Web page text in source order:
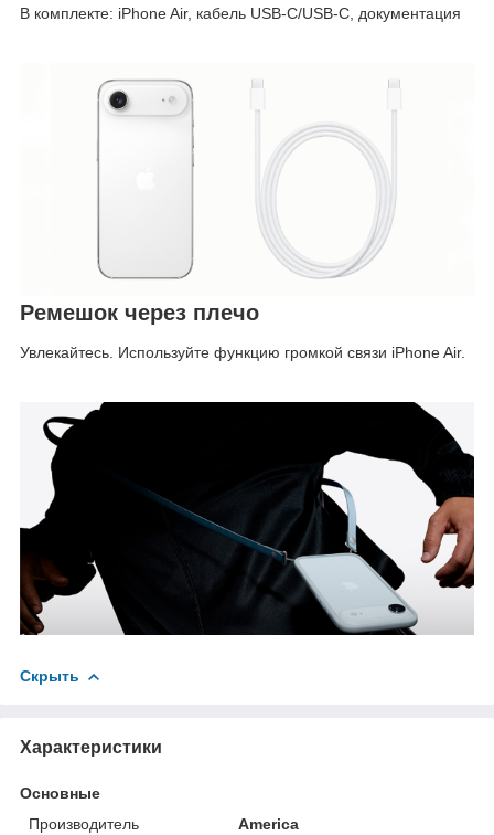
В комплекте: iPhone Air, кабель USB-C/USB-C, документация
Ремешок через плечо
Увлекайтесь. Используйте функцию громкой связи iPhone Air.
Скрыть
Характеристики
Основные
Производитель
America